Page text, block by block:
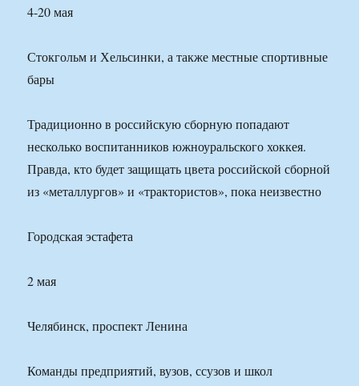
4-20 мая
Стокгольм и Хельсинки, а также местные спортивные
бары
Традиционно в российскую сборную попадают
несколько воспитанников южноуральского хоккея.
Правда, кто будет защищать цвета российской сборной
из «металлургов» и «трактористов», пока неизвестно
Городская эстафета
2 мая
Челябинск, проспект Ленина
Команды предприятий, вузов, ссузов и школ